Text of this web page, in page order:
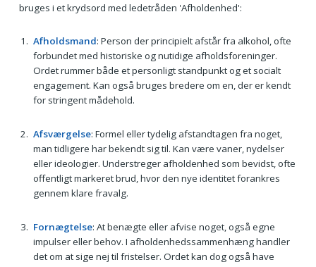
bruges i et krydsord med ledetråden 'Afholdenhed':
Afholdsmand: Person der principielt afstår fra alkohol, ofte
forbundet med historiske og nutidige afholdsforeninger.
Ordet rummer både et personligt standpunkt og et socialt
engagement. Kan også bruges bredere om en, der er kendt
for stringent mådehold.
Afsværgelse: Formel eller tydelig afstandtagen fra noget,
man tidligere har bekendt sig til. Kan være vaner, nydelser
eller ideologier. Understreger afholdenhed som bevidst, ofte
offentligt markeret brud, hvor den nye identitet forankres
gennem klare fravalg.
Fornægtelse: At benægte eller afvise noget, også egne
impulser eller behov. I afholdenhedssammenhæng handler
det om at sige nej til fristelser. Ordet kan dog også have